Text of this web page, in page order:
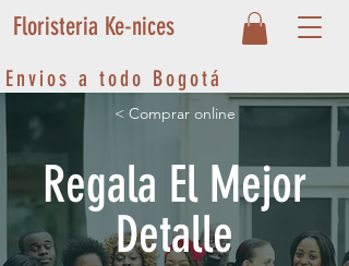
Floristeria Ke-nices
Envios a todo Bogotá
< Comprar online
Regala El Mejor
Detalle